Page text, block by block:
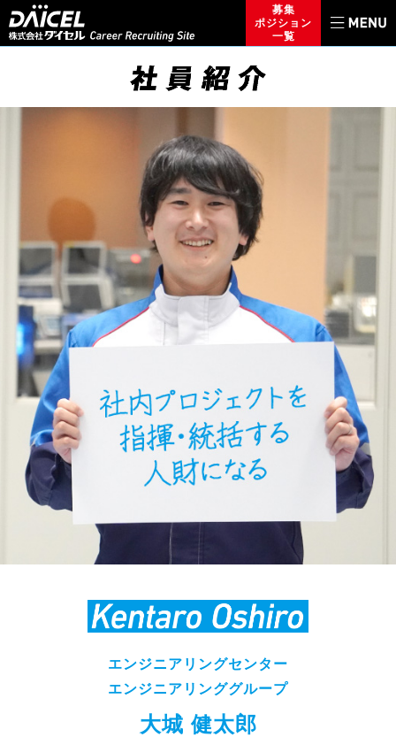
募集
ポジション
一覧
エンジニアリングセンター
エンジニアリンググループ
大城 健太郎